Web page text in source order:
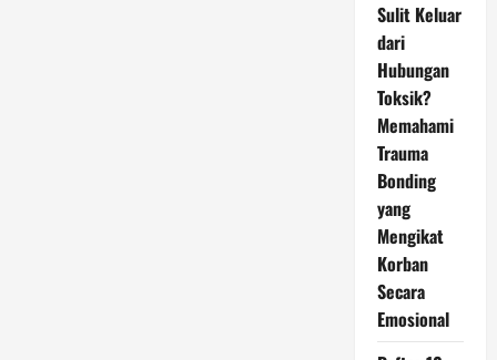
Sulit Keluar
dari
Hubungan
Toksik?
Memahami
Trauma
Bonding
yang
Mengikat
Korban
Secara
Emosional